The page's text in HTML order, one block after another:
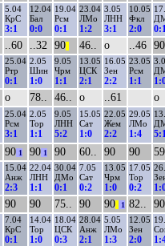
5.04
КрС
3:1
12.04
Бал
0:0
19.04
Рсм
0:1
23.04
ЛМо
1:2
3.05
ЛНН
3:1
10.05
Фкл
2:0 0:1
..60 ..32 90 46.. о ..46 90
25.04
Ртр
0:1
2.05
Шин
1:0
9.05
Чрм
1:1
13.05
ЦСК
2:1
16.05
Зен
2:2
23.05
Рсм
1:1
о 78.. 46.. о ..61 о
25.04
Рсм
3:1
2.05
Тор
1:1
9.05
ЛНН
5:2
15.05
Сат
1:0
22.05
Жем
2:2
29.05
ЛМо
1:4 5:1
90 1 90 1 90 60.. 90 90 59..
15.04
Анж
2:3
22.04
ЛНН
1:1
30.04
ДМо
0:1
7.05
Сат
0:2
13.05
Чрм
1:0
17.05
Тор
0:2
90 90 75.. 90 90 1 82.. 90
7.04
КрС
0:1
14.04
Тор
1:0
18.04
ЦСК
0:3
28.04
Анж
2:1
5.05
ЛМо
1:3
12.05
Зен
2:0